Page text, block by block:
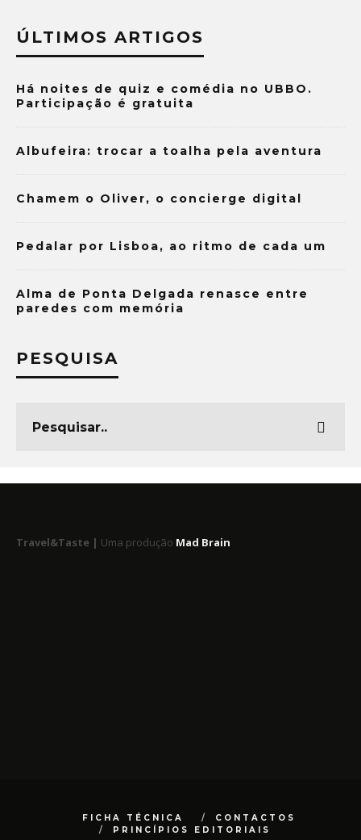
ÚLTIMOS ARTIGOS
Há noites de quiz e comédia no UBBO.
Participação é gratuita
Albufeira: trocar a toalha pela aventura
Chamem o Oliver, o concierge digital
Pedalar por Lisboa, ao ritmo de cada um
Alma de Ponta Delgada renasce entre
paredes com memória
PESQUISA
Travel&Taste | Uma produção Mad Brain
FICHA TÉCNICA
CONTACTOS
PRINCÍPIOS EDITORIAIS